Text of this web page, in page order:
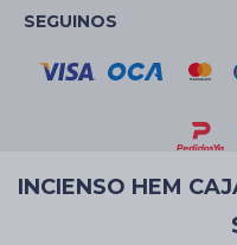
INCIENSO HEM
SEGUINOS
© Copyright 2026 / La Casa de